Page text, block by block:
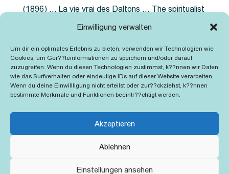
Einwilligung verwalten
Um dir ein optimales Erlebnis zu bieten, verwenden wir Technologien wie
Cookies, um Ger??teinformationen zu speichern und/oder darauf
zuzugreifen. Wenn du diesen Technologien zustimmst, k??nnen wir Daten
wie das Surfverhalten oder eindeutige IDs auf dieser Website verarbeiten.
Wenn du deine Einwillligung nicht erteilst oder zur??ckziehst, k??nnen
bestimmte Merkmale und Funktionen beeintr??chtigt werden.
Akzeptieren
Ablehnen
Einstellungen ansehen
(1896) … La vie vrai des Daltons … The spiritualist
photographer … Feuer im Fjord … The Song of the
Grubenlampe … Tolstoy … Grün ist die Heide …
Lady Hamilton … Mütter verzaget nicht …
Ruttmann Werbefilme